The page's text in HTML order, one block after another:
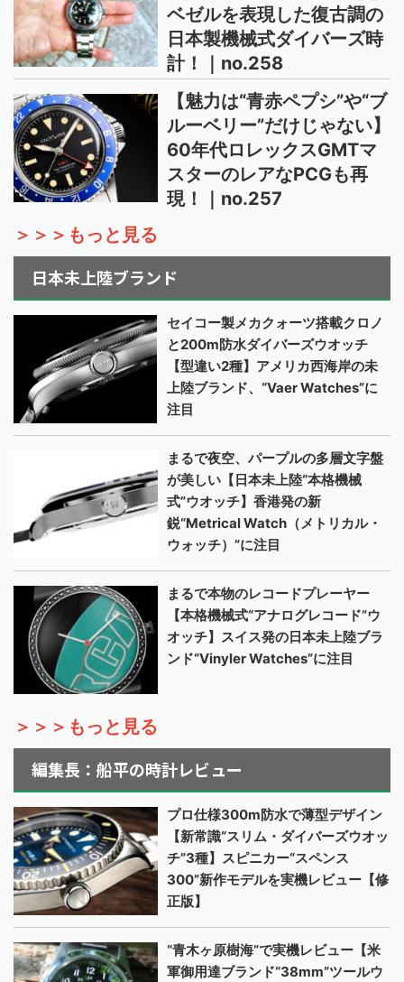
ベゼルを表現した復古調の
日本製機械式ダイバーズ時
計！｜no.258
【魅力は“青赤ペプシ”や“ブ
ルーベリー”だけじゃない】
60年代ロレックスGMTマ
スターのレアなPCGも再
現！｜no.257
＞＞＞もっと見る
日本未上陸ブランド
セイコー製メカクォーツ搭載クロノ
と200m防水ダイバーズウオッチ
【型違い2種】アメリカ西海岸の未
上陸ブランド、“Vaer Watches”に
注目
まるで夜空、パープルの多層文字盤
が美しい【日本未上陸“本格機械
式”ウオッチ】香港発の新
鋭“Metrical Watch（メトリカル・
ウォッチ）”に注目
まるで本物のレコードプレーヤー
【本格機械式“アナログレコード”ウ
オッチ】スイス発の日本未上陸ブラ
ンド“Vinyler Watches”に注目
＞＞＞もっと見る
編集長：船平の時計レビュー
プロ仕様300m防水で薄型デザイン
【新常識“スリム・ダイバーズウオッ
チ”3種】スピニカー“スペンス
300”新作モデルを実機レビュー【修
正版】
“青木ヶ原樹海”で実機レビュー【米
軍御用達ブランド“38mm”ツールウ